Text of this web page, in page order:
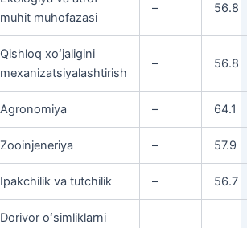
muhit muhofazasi
– 56.8
Qishloq xoʻjaligini
mexanizatsiyalashtirish
– 56.8
Agronomiya – 64.1
Zooinjeneriya – 57.9
Ipakchilik va tutchilik – 56.7
Dorivor oʻsimliklarni